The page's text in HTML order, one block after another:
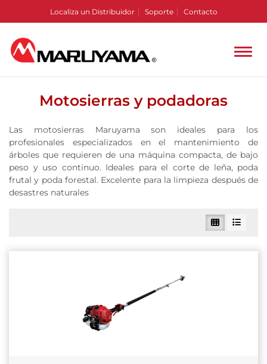
Localiza un Distribuidor Soporte Contacto
Motosierras y podadoras
Las motosierras Maruyama son ideales para los
profesionales especializados en el mantenimiento de
árboles que requieren de una máquina compacta, de bajo
peso y uso continuo. Ideales para el corte de leña, poda
frutal y poda forestal. Excelente para la limpieza después de
desastres naturales